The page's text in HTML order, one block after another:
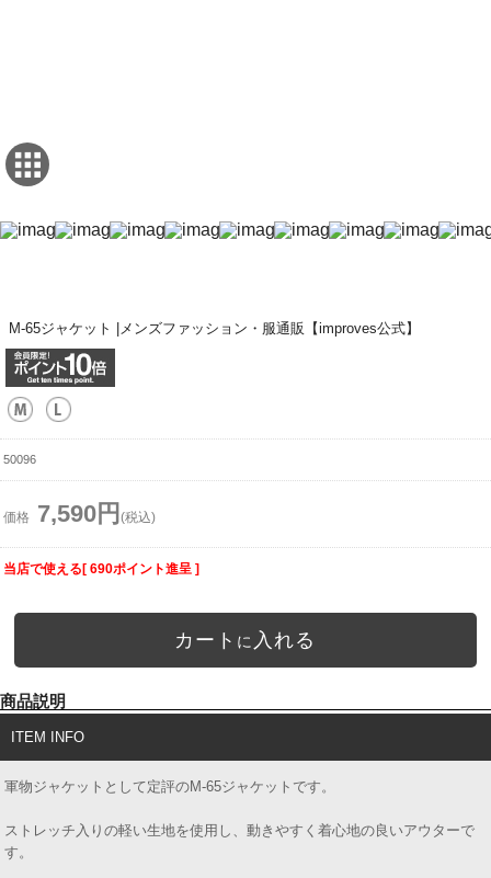
M-65ジャケット |メンズファッション・服通販【improves公式】
50096
価格 7,590円 (税込)
当店で使える[ 690ポイント進呈 ]
カート に 入れる
商品説明
ITEM INFO
軍物ジャケットとして定評のM-65ジャケットです。
ストレッチ入りの軽い生地を使用し、動きやすく着心地の良いアウターで
す。